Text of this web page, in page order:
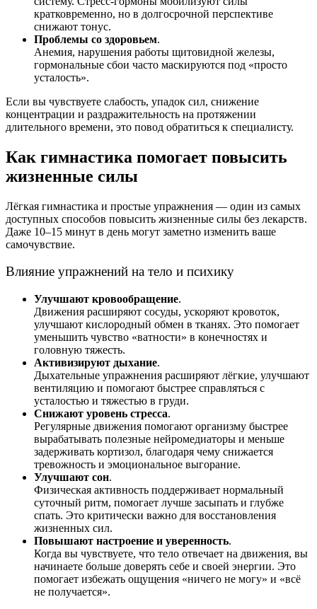
кратковременно, но в долгосрочной перспективе
снижают тонус.
Проблемы со здоровьем.
Анемия, нарушения работы щитовидной железы,
гормональные сбои часто маскируются под «просто
усталость».
Если вы чувствуете слабость, упадок сил, снижение
концентрации и раздражительность на протяжении
длительного времени, это повод обратиться к специалисту.
Как гимнастика помогает повысить
жизненные силы
Лёгкая гимнастика и простые упражнения — один из самых
доступных способов повысить жизненные силы без лекарств.
Даже 10–15 минут в день могут заметно изменить ваше
самочувствие.
Влияние упражнений на тело и психику
Улучшают кровообращение.
Движения расширяют сосуды, ускоряют кровоток,
улучшают кислородный обмен в тканях. Это помогает
уменьшить чувство «ватности» в конечностях и
головную тяжесть.
Активизируют дыхание.
Дыхательные упражнения расширяют лёгкие, улучшают
вентиляцию и помогают быстрее справляться с
усталостью и тяжестью в груди.
Снижают уровень стресса.
Регулярные движения помогают организму быстрее
вырабатывать полезные нейромедиаторы и меньше
задерживать кортизол, благодаря чему снижается
тревожность и эмоциональное выгорание.
Улучшают сон.
Физическая активность поддерживает нормальный
суточный ритм, помогает лучше засыпать и глубже
спать. Это критически важно для восстановления
жизненных сил.
Повышают настроение и уверенность.
Когда вы чувствуете, что тело отвечает на движения, вы
начинаете больше доверять себе и своей энергии. Это
помогает избежать ощущения «ничего не могу» и «всё
не получается».